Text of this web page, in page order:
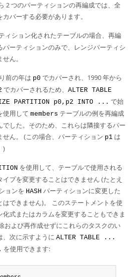
2 つのパーティションの再編成では、全
バーする必要があります。
ィション化されたテーブルの場合、再編
パーティションのみで、レンジパーティシ
ん。
前の年は p0 でカバーされ、1990 年から
でカバーされるため、 ALTER TABLE
PARTITION p0,p2 INTO ... で始
使用して members テーブルの例を再編成
した。そのため、これらは隣接するパー
せん。 (この場合、パーティション p1 は
)
を使用して、テーブルで使用される
プを変更することはできません (たとえ
ョンを HASH パーティションに変更した
はできません)。 このステートメントを使
式またはカラムを変更することもできま
および再作成せずにこれらのタスクのい
、次に示すように ALTER TABLE ...
を使用できます: